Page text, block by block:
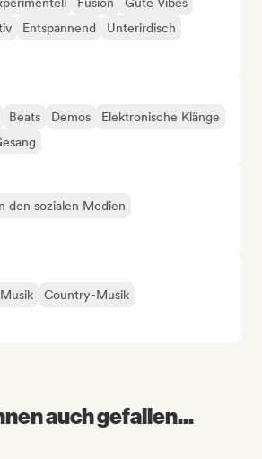
Entspannend
Unterirdisch
Beats Demos
Elektronische Klänge
den sozialen Medien
Country-Musik
auch gefallen...